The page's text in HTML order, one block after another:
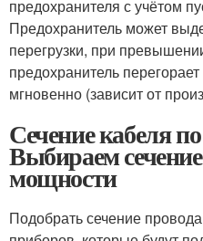
предохранителя с учётом
Предохранитель может
перегрузки, при
предохранитель
мгновенно (зависит от
Сечение кабеля
Выбираем
мощности
Подобрать сечение